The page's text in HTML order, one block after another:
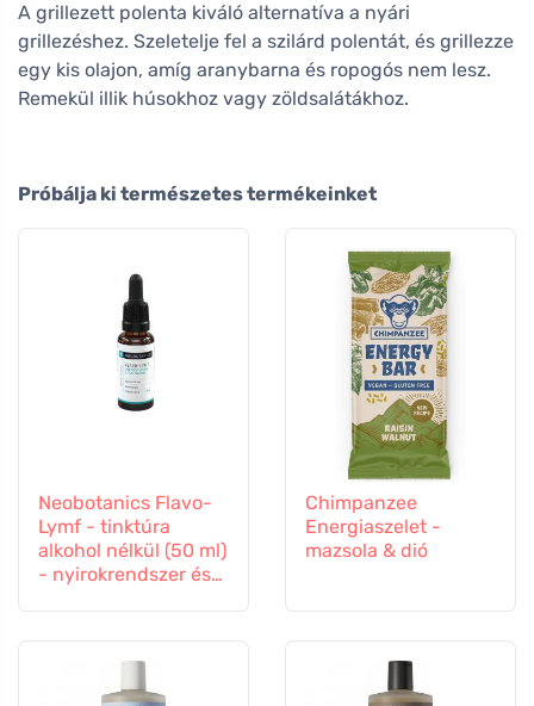
A grillezett polenta kiváló alternatíva a nyári
grillezéshez. Szeletelje fel a szilárd polentát, és grillezze
egy kis olajon, amíg aranybarna és ropogós nem lesz.
Remekül illik húsokhoz vagy zöldsalátákhoz.
Próbálja ki természetes termékeinket
Neobotanics Flavo-
Lymf - tinktúra
alkohol nélkül (50 ml)
- nyirokrendszer és
Chimpanzee
Energiaszelet -
mazsola & dió